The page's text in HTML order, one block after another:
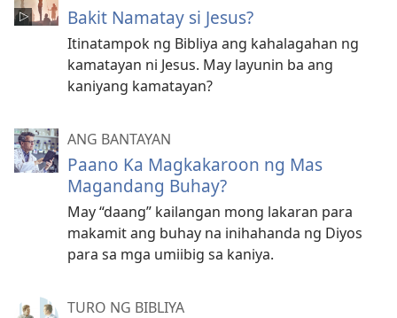
Bakit Namatay si Jesus?
Itinatampok ng Bibliya ang kahalagahan ng
kamatayan ni Jesus. May layunin ba ang
kaniyang kamatayan?
ANG BANTAYAN
Paano Ka Magkakaroon ng Mas
Magandang Buhay?
May “daang” kailangan mong lakaran para
makamit ang buhay na inihahanda ng Diyos
para sa mga umiibig sa kaniya.
TURO NG BIBLIYA